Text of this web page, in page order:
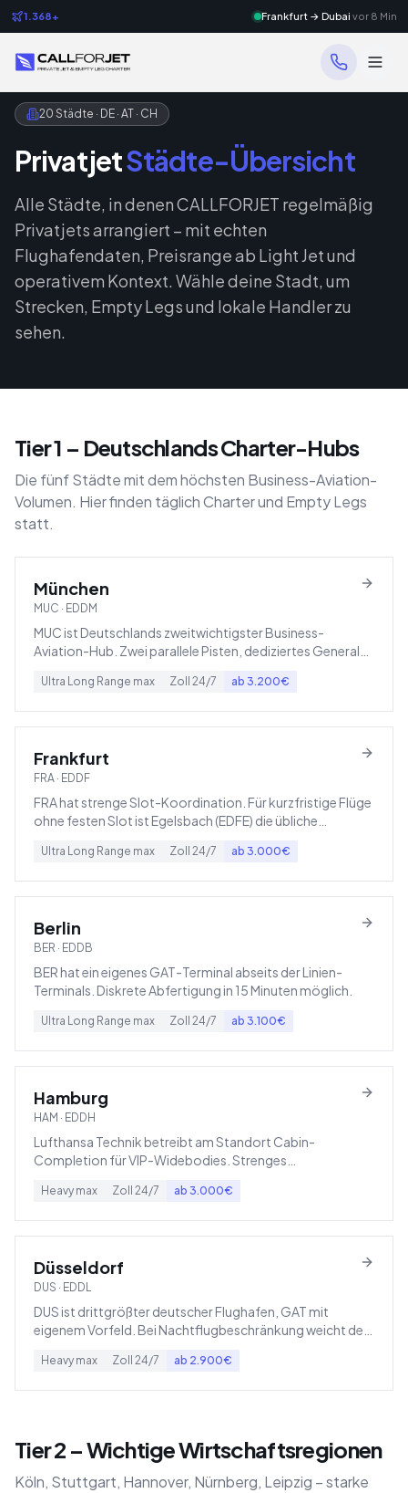
1.368+ Frankfurt → Dubai vor 8 Min
20 Städte · DE · AT · CH
PrivatjetStädte-Übersicht
Alle Städte, in denen CALLFORJET regelmäßig
Privatjets arrangiert – mit echten
Flughafendaten, Preisrange ab Light Jet und
operativem Kontext. Wähle deine Stadt, um
Strecken, Empty Legs und lokale Handler zu
sehen.
Tier 1 – Deutschlands Charter-Hubs
Die fünf Städte mit dem höchsten Business-Aviation-
Volumen. Hier finden täglich Charter und Empty Legs
statt.
München
MUC · EDDM
MUC ist Deutschlands zweitwichtigster Business-
Aviation-Hub. Zwei parallele Pisten, dediziertes General
Ultra Long Range max Zoll 24/7 ab 3.200€
Frankfurt
FRA · EDDF
FRA hat strenge Slot-Koordination. Für kurzfristige Flüge
ohne festen Slot ist Egelsbach (EDFE) die übliche
Ultra Long Range max Zoll 24/7 ab 3.000€
Berlin
BER · EDDB
BER hat ein eigenes GAT-Terminal abseits der Linien-
Terminals. Diskrete Abfertigung in 15 Minuten möglich.
Ultra Long Range max Zoll 24/7 ab 3.100€
Hamburg
HAM · EDDH
Lufthansa Technik betreibt am Standort Cabin-
Completion für VIP-Widebodies. Strenges
Heavy max Zoll 24/7 ab 3.000€
Düsseldorf
DUS · EDDL
DUS ist drittgrößter deutscher Flughafen, GAT mit
eigenem Vorfeld. Bei Nachtflugbeschränkung weicht der
aus.
Heavy max Zoll 24/7 ab 2.900€
Tier 2 – Wichtige Wirtschaftsregionen
Köln, Stuttgart, Hannover, Nürnberg, Leipzig – starke